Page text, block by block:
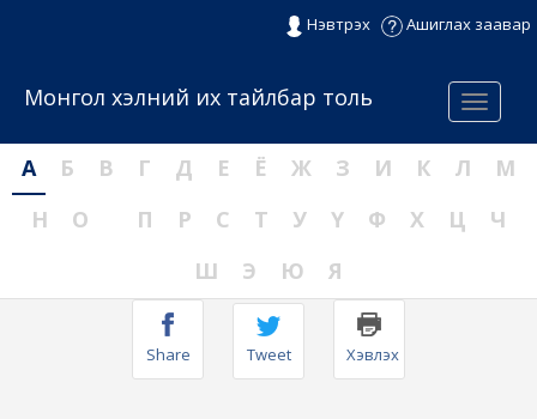
Нэвтрэх Ашиглах заавар
Menu
Монгол хэлний их тайлбар толь
А Б В Г Д Е Ё Ж З И К Л
М
Н
О П Р С Т У Ү Ф Х Ц
Ч
Ш
Э Ю Я
Share Tweet Хэвлэх